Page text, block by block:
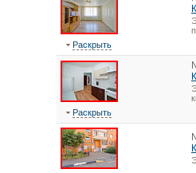
Раскрыть
Раскрыть